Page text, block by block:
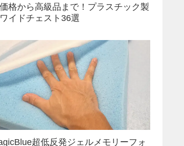
格から高級品まで！プラスチック製
イドチェスト36選
超低反発ジェルメモリーフォ